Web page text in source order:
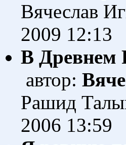
Вячеслав
2009 12:13
В Древнем
автор:
Рашид
2006 13:59